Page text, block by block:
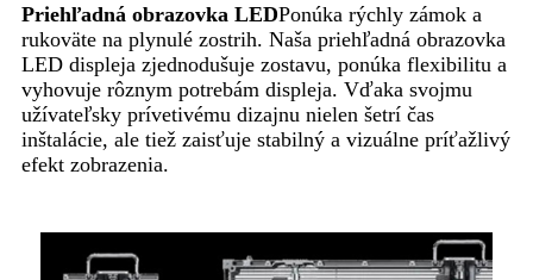
Priehľadná obrazovka LEDPonúka rýchly zámok a
rukoväte na plynulé zostrih. Naša priehľadná obrazovka
LED displeja zjednodušuje zostavu, ponúka flexibilitu a
vyhovuje rôznym potrebám displeja. Vďaka svojmu
užívateľsky prívetivému dizajnu nielen šetrí čas
inštalácie, ale tiež zaisťuje stabilný a vizuálne príťažlivý
efekt zobrazenia.